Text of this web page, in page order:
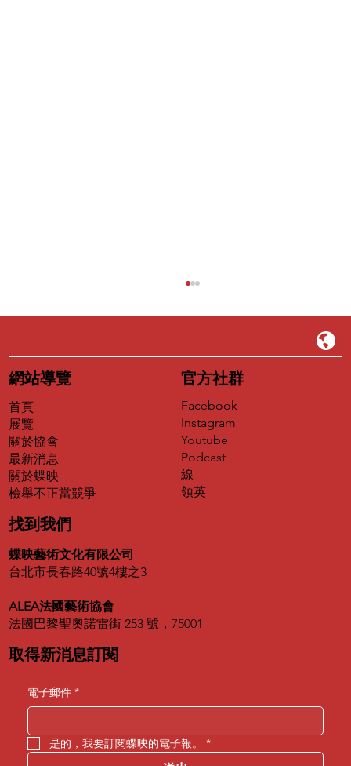
家猗娃登《大藝術家》，以畫筆重新定義
從台東大自然到都市叢林，以療癒系奇幻風格守
網站導覽
首頁
展覽
關於協會
最新消息
關於蝶映
​檢舉不正當競爭
官方社群
Facebook
Instagram
Youtube
Podcast
線
領英
找到我們
蝶映藝術文化有限公司
台北市長春路40號4樓之3
ALEA法國藝術協會
法國巴黎聖奧諾雷街 253 號，75001
取得新消息訂閱
電子郵件 *
是的，我要訂閱蝶映的電子報。 *